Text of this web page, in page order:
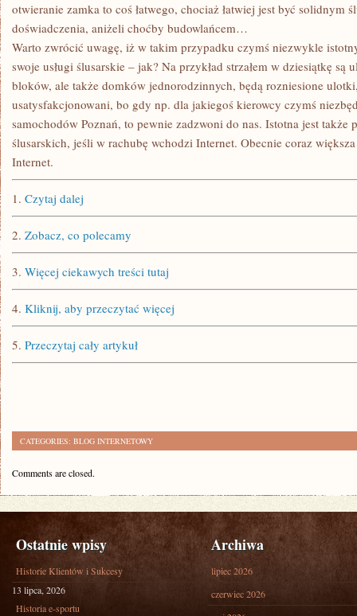
otwieranie zamka to coś łatwego, chociaż łatwiej jest być solidnym
doświadczenia, aniżeli choćby budowlańcem…
Warto zwrócić uwagę, iż w takim przypadku czymś niezwykle
swoje usługi ślusarskie – jak? Na przykład strzałem w dziesiątkę są
bloków, ale także domków jednorodzinnych, będą rozniesione
usatysfakcjonowani, bo gdy np. dla jakiegoś kierowcy czymś
samochodów Poznań, to pewnie zadzwoni do nas. Istotna jest także
ślusarskich, jeśli w rachubę wchodzi Internet. Obecnie coraz
Internet.
1. Czytaj dalej
2. Zobacz, co polecamy
3. Więcej ciekawych treści tutaj
4. Kliknij, aby przeczytać więcej
5. Przeczytaj cały artykuł
CATEGORIES: BLOG INTERNETOWY
Comments are closed.
Ostatnie wpisy
Historie Klientów i Sukcesy
13 lipca, 2026
Historia e-sportu
Archiwa
lipiec 2026
czerwiec 2026